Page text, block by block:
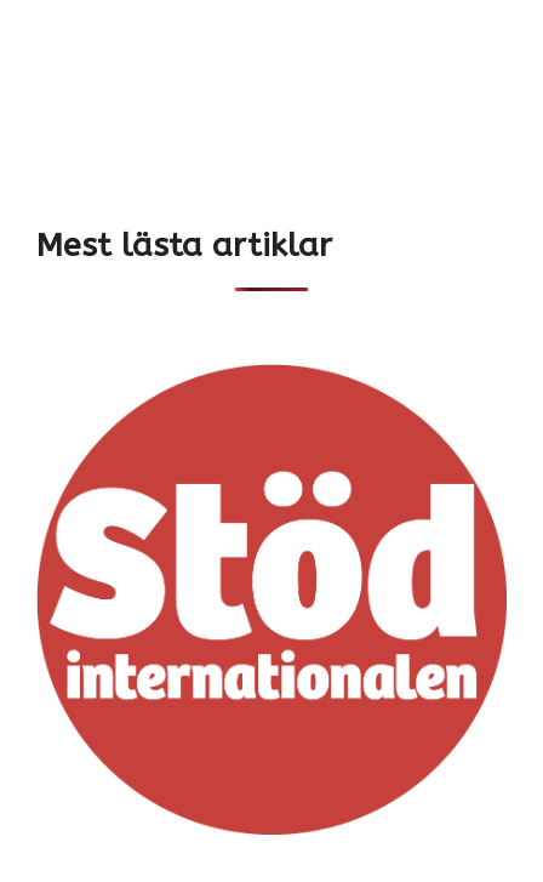
Mest lästa artiklar